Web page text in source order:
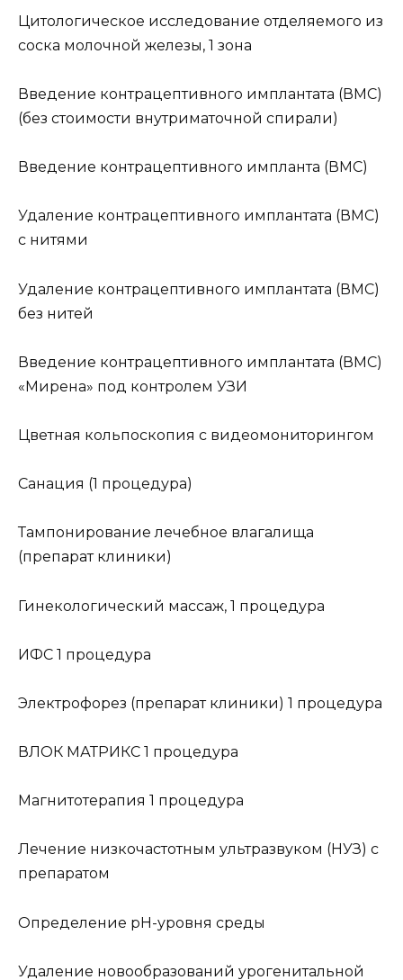
Цитологическое исследование отделяемого из
соска молочной железы, 1 зона
Введение контрацептивного имплантата (ВМС)
(без стоимости внутриматочной спирали)
Введение контрацептивного импланта (ВМС)
Удаление контрацептивного имплантата (ВМС)
с нитями
Удаление контрацептивного имплантата (ВМС)
без нитей
Введение контрацептивного имплантата (ВМС)
«Мирена» под контролем УЗИ
Цветная кольпоскопия с видеомониторингом
Санация (1 процедура)
Тампонирование лечебное влагалища
(препарат клиники)
Гинекологический массаж, 1 процедура
ИФС 1 процедура
Электрофорез (препарат клиники) 1 процедура
ВЛОК МАТРИКС 1 процедура
Магнитотерапия 1 процедура
Лечение низкочастотным ультразвуком (НУЗ) с
препаратом
Определение pH-уровня среды
Удаление новообразований урогенитальной